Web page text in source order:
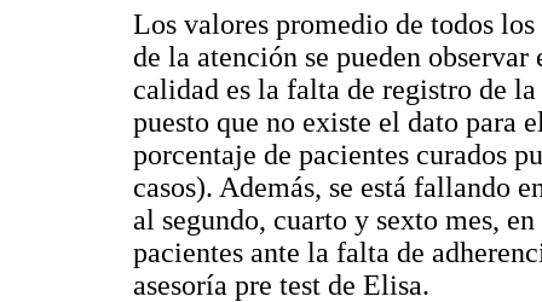
Los valores promedio de todos
de la atención se pueden
calidad es la falta de registro de
puesto que no existe el dato para
porcentaje de pacientes curados
casos). Además, se está fallando
al segundo, cuarto y sexto mes,
pacientes ante la falta de
asesoría pre test de Elisa.